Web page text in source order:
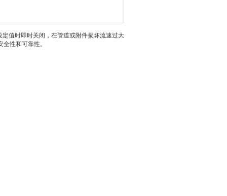
值时即时关闭，在管道或附件损坏流速过大
性和可靠性。